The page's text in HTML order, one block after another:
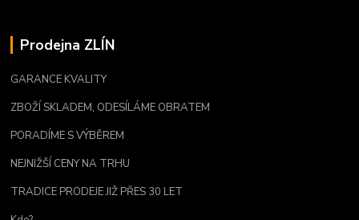
Prodejna ZLÍN
GARANCE KVALITY
ZBOŽÍ SKLADEM, ODESÍLÁME OBRATEM
PORADÍME S VÝBĚREM
NEJNIŽŠÍ CENY NA TRHU
TRADICE PRODEJE JIŽ PŘES 30 LET